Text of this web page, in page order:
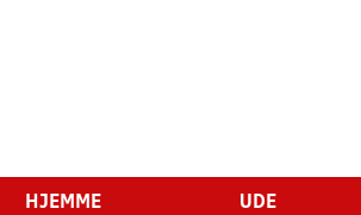
HJEMME UDE